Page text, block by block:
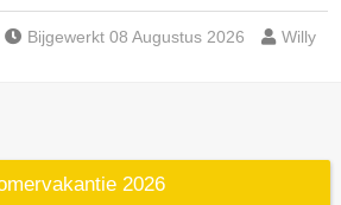
Bijgewerkt 08 Augustus 2026 Willy
2026